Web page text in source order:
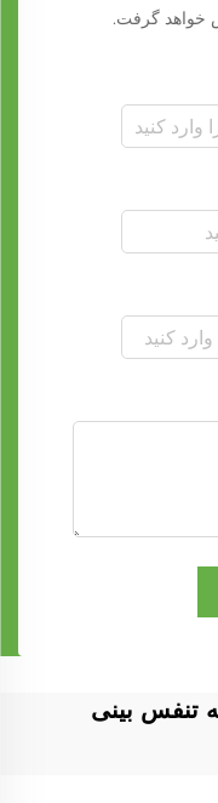
خواهد گرفت.
تنفس بینی